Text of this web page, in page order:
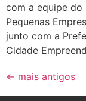
com a equipe do
Pequenas
junto com a
Cidade
← mais antigos